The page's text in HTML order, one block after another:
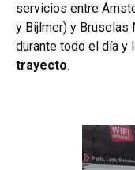
servicios entre
y Bijlmer) y Bruselas
durante todo el día y
trayecto.